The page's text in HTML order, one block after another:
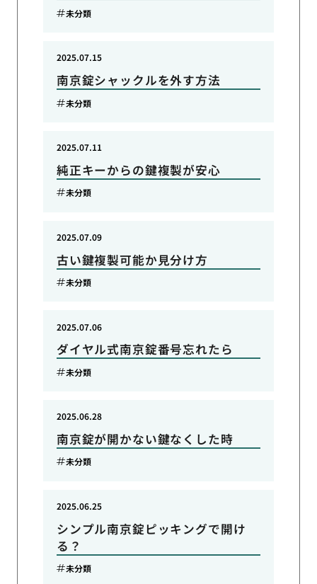
未分類
南京錠シャックルを外す方法
2025.07.15
未分類
純正キーからの鍵複製が安心
2025.07.11
未分類
古い鍵複製可能か見分け方
2025.07.09
未分類
ダイヤル式南京錠番号忘れたら
2025.07.06
未分類
南京錠が開かない鍵なくした時
2025.06.28
未分類
シンプル南京錠ピッキングで開け
る？
2025.06.25
未分類